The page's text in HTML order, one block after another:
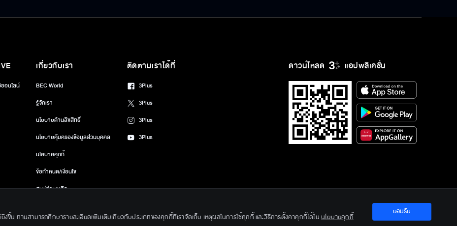
นางไว้ได้ หลิวเทียนเผิงพาหน้าตาแตกยับมาฟ้องนายอำเภอหวง นายอำเภอหวงเรียกเฉี่ยวอี้ มาพบ ขอให้นางเห็นแก่สัจจะของเขา หากนางไม่ยอม ก็เท่ากับพ่อ
าทำไม่ได้ นางบอกไปขอร้องท่านเปาให้ช่วยพูด เพราะพ่อนางเชื่อฟังท่านเปาที่สุด ซึ่งระหว่างนั้นหลิวเทียนเผิง ก็แอบฟังอยู่หวังต๊ะปฏิเสธเรื่องไปขอร้องท่าน
าก หลิวเทียนเผิงมาข่มขู่เรื่องที่หวังต๊ะ คิดสังหารท่านเปากับเขา หวังต๊ะชักดาบกำลังจะฆ่าหลิวเทียนเผิง แต่พี่สาวมาขัดขวางเสียก่อน นางบอกว่าเขาไม่ควรอยู่
าท่านเปา นางจึงพาพ่อไปจวนท่านเปาเพื่อเตือนเรื่องนี้ พ่อนางค้นจดหมายที่หวังคุณ พ่อของหวังต๊ะเขียนฝากไว้ก่อนตาย เอามาให้ท่านเปาด้วย ในจดหมายหวัง
าลไคฟง เขาก็ได้พบจดหมายของพ่อฉบับนั้น หวังเจียว ตามมาหวังที่จะหยุดยั้งน้องชาย แต่ปะทะกับจั่นเจาเสียก่อนจั่นเจาบอกให้นางรอดูเหตุการณ์ก่อน ถึง
รท่านเปาได้ท่ามกลางความโล่งใจของทุกๆคน นางอำเภอหวง บอกกับสองพี่น้องว่า เคยรับปากกับพ่อของพวกเขาไว้ว่าจะดูแลลูก และเมียของหวังคุณ แต่ไม่มี
ขณะนั้นเองหลิวเทียนเผิง ก็ยกขันหมากเพื่อมาแต่งงานกับเฉี่ยวอี้ แต่โดนทุกคนปฏิเสธ เขาโกรธมากจึงบอกว่าจะไปฟ้องท่านเปาที่ศาลไคฟง ในขณะเดียวกัน
ด้ นั่นคือคราบเลือดจากกระบี่ที่หยดอยู่ในห้องของหลิวเทียนเผิงนั่นเอง ดังนั้นเมื่อหลิวเทียนเผิงมาขึ้นศาลเพื่อฟ้องร้องก็เท่ากับเดินเข้ามาติดกับเอง เมื่อเปิดศาล
ง กับเฉี่ยวอี้หมดไป เพราะเขาได้ขายของหมั้นให้กับหวังต๊ะไปแล้ว แต่ตัวเขากลับต้องโดนข้อหาพยามลอบฆ่านายอำเภอหวงแทน จากหลักฐานที่มีอยู่ ส่วนหวัง
ดาวน์โหลด แอปพลิเคชั่น
อนไลน์
เกี่ยวกับเรา
BEC World
รู้จักเรา
นโยบายด้านลิขสิทธิ์
นโยบายคุ้มครองข้อมูลส่วนบุคคล
นโยบายคุกกี้
ข้อกำหนด/เงื่อนไข
ศูนย์ช่วยเหลือ
ติดตามเราได้ที่
3Plus
3Plus
3Plus
3Plus
Bangkok Entertainment Co.,Ltd. All Rights Reserved. Powered by BECi Corporation Ltd.
ขึ้น ท่านสามารถศึกษารายละเอียดเพิ่มเติมเกี่ยวกับประเภทของคุกกี้ที่เราจัดเก็บ เหตุผลในการใช้คุกกี้ และวิธีการตั้งค่าคุกกี้ได้ใน นโยบายคุกกี้
ยอมรับ